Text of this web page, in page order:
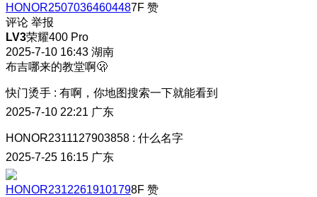
HONOR25070364604487F 赞
评论 举报
LV3荣耀400 Pro
2025-7-10 16:43 湖南
布吉哪来的教堂啊🫢
快门烫手 : 有啊，你地图搜索一下就能看到
2025-7-10 22:21 广东
HONOR2311127903858 : 什么名字
2025-7-25 16:15 广东
HONOR23122619101798F 赞